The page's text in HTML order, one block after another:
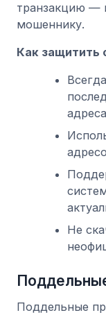
транзакцию —
мошеннику.
Как защитить
Не
Поддельные